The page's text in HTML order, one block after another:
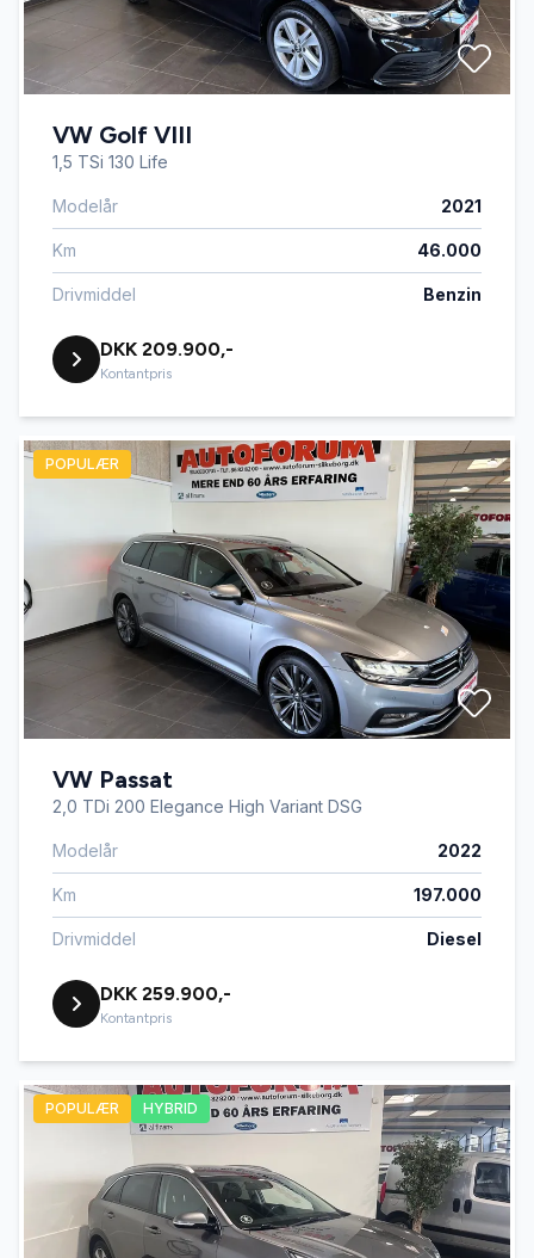
VW Golf VIII
1,5 TSi 130 Life
Modelår 2021
Km 46.000
Drivmiddel Benzin
DKK 209.900,-
Kontantpris
POPULÆR
VW Passat
2,0 TDi 200 Elegance High Variant DSG
Modelår 2022
Km 197.000
Drivmiddel Diesel
DKK 259.900,-
Kontantpris
POPULÆR HYBRID